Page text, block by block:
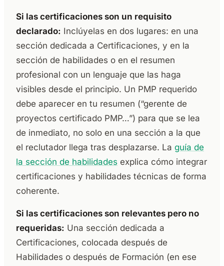
Si las certificaciones son un requisito
declarado: Inclúyelas en dos lugares: en una
sección dedicada a Certificaciones, y en la
sección de habilidades o en el resumen
profesional con un lenguaje que las haga
visibles desde el principio. Un PMP requerido
debe aparecer en tu resumen (“gerente de
proyectos certificado PMP…”) para que se lea
de inmediato, no solo en una sección a la que
el reclutador llega tras desplazarse. La guía de
la sección de habilidades explica cómo integrar
certificaciones y habilidades técnicas de forma
coherente.
Si las certificaciones son relevantes pero no
requeridas: Una sección dedicada a
Certificaciones, colocada después de
Habilidades o después de Formación (en ese